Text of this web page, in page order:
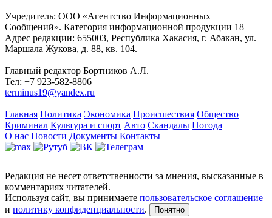
Учредитель: ООО «Агентство Информационных
Сообщений». Категория информационной продукции 18+
Адрес редакции: 655003, Республика Хакасия, г. Абакан, ул.
Маршала Жукова, д. 88, кв. 104.
Главный редактор Бортников А.Л.
Тел: +7 923-582-8806
terminus19@yandex.ru
Главная Политика Экономика Происшествия Общество
Криминал Культура и спорт Авто Скандалы Погода
О нас Новости Документы Контакты
Редакция не несет ответственности за мнения, высказанные в
комментариях читателей.
Используя сайт, вы принимаете пользовательское соглашение
и политику конфиденциальности. Понятно